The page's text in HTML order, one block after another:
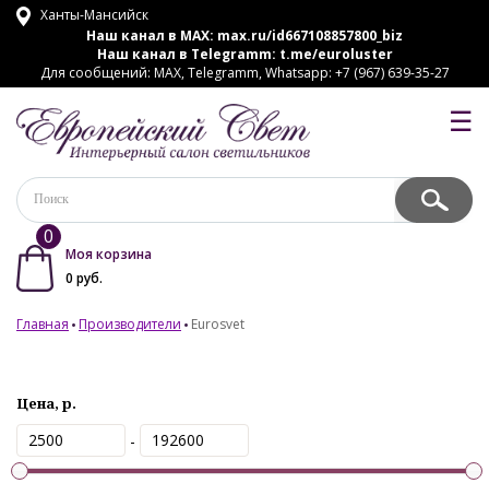
Ханты-Мансийск
Наш канал в MAX: max.ru/id667108857800_biz
Наш канал в Telegramm: t.me/euroluster
Для сообщений: MAX, Telegramm, Whatsapp: +7 (967) 639-35-27
☰
0
Моя корзина
0 руб.
Главная Производители Eurosvet
Цена, р.
-